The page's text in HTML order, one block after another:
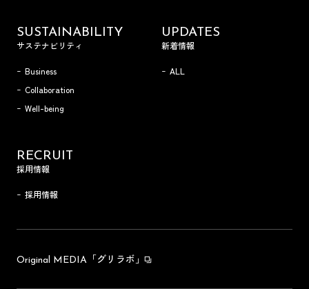
SUSTAINABILITY
サステナビリティ
Business
Collaboration
Well-being
UPDATES
新着情報
ALL
RECRUIT
採用情報
採用情報
Original MEDIA 「グリラボ」